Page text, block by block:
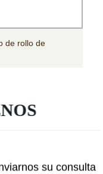
de rollo de
su consulta